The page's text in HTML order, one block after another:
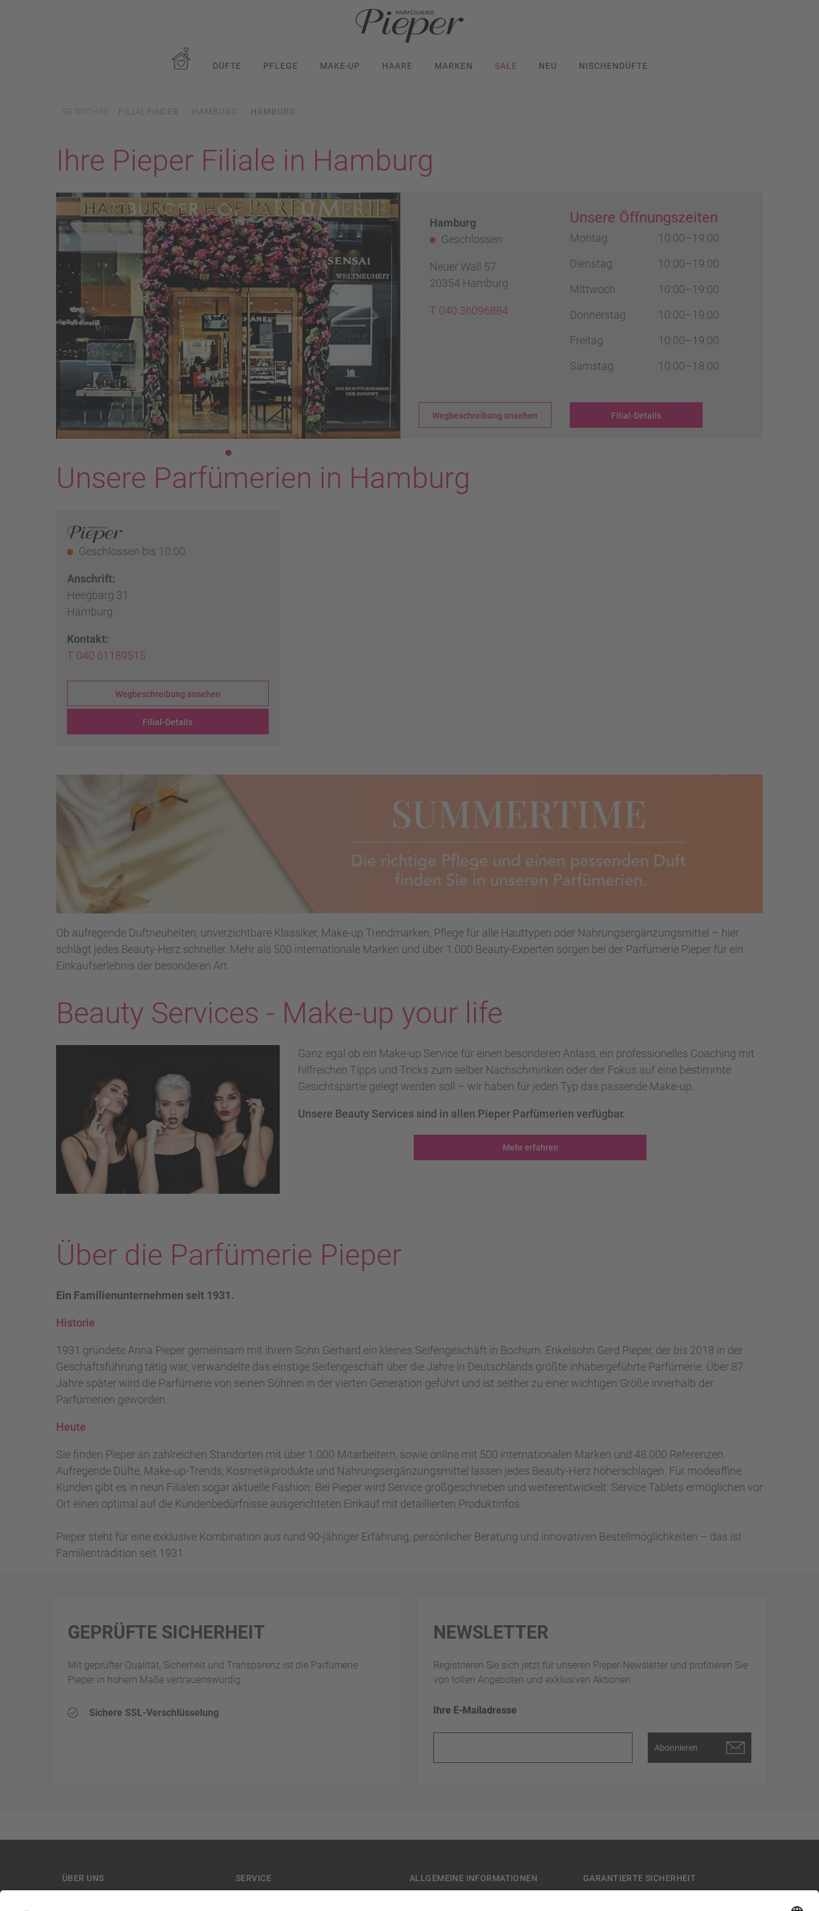
DÜFTE PFLEGE MAKE-UP HAARE MARKEN SALE NEU NISCHENDÜFTE
SIE SIND HIER: FILIALFINDER HAMBURG HAMBURG
Ihre Pieper Filiale in Hamburg
Previous Next
Hamburg
Geschlossen
Neuer Wall 57
20354 Hamburg
T 040 36096884
Unsere Öffnungszeiten
Montag
10:00–19:00
Dienstag
10:00–19:00
Mittwoch
10:00–19:00
Donnerstag
10:00–19:00
Freitag
10:00–19:00
Samstag
10:00–18:00
Wegbeschreibung ansehen Filial-Details
Unsere Parfümerien in Hamburg
Geschlossen bis 10:00
Anschrift:
Heegbarg 31
Hamburg
Kontakt:
T 040 61189515
Wegbeschreibung ansehen
Filial-Details
Ob aufregende Duftneuheiten, unverzichtbare Klassiker, Make-up Trendmarken, Pflege für alle Hauttypen oder Nahrungsergänzungsmittel – hier
schlägt jedes Beauty-Herz schneller. Mehr als 500 internationale Marken und über 1.000 Beauty-Experten sorgen bei der Parfümerie Pieper für ein
Einkaufserlebnis der besonderen Art.
Beauty Services - Make-up your life
Ganz egal ob ein Make-up Service für einen besonderen Anlass, ein professionelles Coaching mit
hilfreichen Tipps und Tricks zum selber Nachschminken oder der Fokus auf eine bestimmte
Gesichtspartie gelegt werden soll – wir haben für jeden Typ das passende Make-up.
Unsere Beauty Services sind in allen Pieper Parfümerien verfügbar.
Mehr erfahren
Über die Parfümerie Pieper
Ein Familienunternehmen seit 1931.
Historie
1931 gründete Anna Pieper gemeinsam mit ihrem Sohn Gerhard ein kleines Seifengeschäft in Bochum. Enkelsohn Gerd Pieper, der bis 2018 in der
Geschäftsführung tätig war, verwandelte das einstige Seifengeschäft über die Jahre in Deutschlands größte inhabergeführte Parfümerie. Über 87
Jahre später wird die Parfümerie von seinen Söhnen in der vierten Generation geführt und ist seither zu einer wichtigen Größe innerhalb der
Parfümerien geworden.
Heute
Sie finden Pieper an zahlreichen Standorten mit über 1.000 Mitarbeitern, sowie online mit 500 internationalen Marken und 48.000 Referenzen.
Aufregende Düfte, Make-up-Trends, Kosmetikprodukte und Nahrungsergänzungsmittel lassen jedes Beauty-Herz höherschlagen. Für modeaffine
Kunden gibt es in neun Filialen sogar aktuelle Fashion. Bei Pieper wird Service großgeschrieben und weiterentwickelt: Service Tablets ermöglichen vor
Ort einen optimal auf die Kundenbedürfnisse ausgerichteten Einkauf mit detaillierten Produktinfos.
Pieper steht für eine exklusive Kombination aus rund 90-jähriger Erfahrung, persönlicher Beratung und innovativen Bestellmöglichkeiten – das ist
Familientradition seit 1931.
NEWSLETTER
Registrieren Sie sich jetzt für unseren Pieper-Newsletter und profitieren Sie
von tollen Angeboten und exklusiven Aktionen.
Ihre E-Mailadresse
Abonnieren
GEPRÜFTE SICHERHEIT
Mit geprüfter Qualität, Sicherheit und Transparenz ist die Parfümerie
Pieper in hohem Maße vertrauenswürdig.
Sichere SSL-Verschlüsselung
ÜBER UNS SERVICE ALLGEMEINE INFORMATIONEN GARANTIERTE SICHERHEIT